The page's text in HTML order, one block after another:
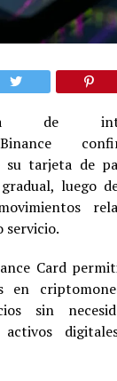
de
Binance
tarjeta de
luego
servicio.
Card
en
sin
activos